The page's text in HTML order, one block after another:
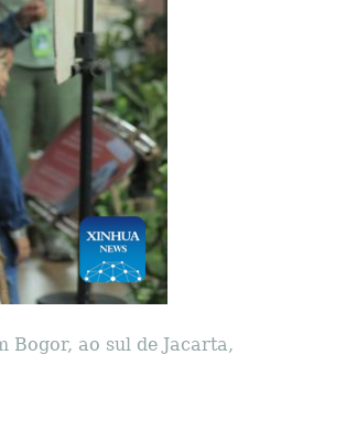
Bogor, ao sul de Jacarta,